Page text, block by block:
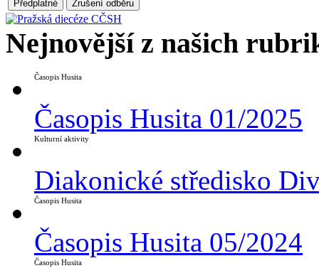
Nejnovější z našich
Časopis Husita
Časopis Husita 01/2025
Kulturní aktivity
Diakonické středisko
Časopis Husita
Časopis Husita 05/2024
Časopis Husita